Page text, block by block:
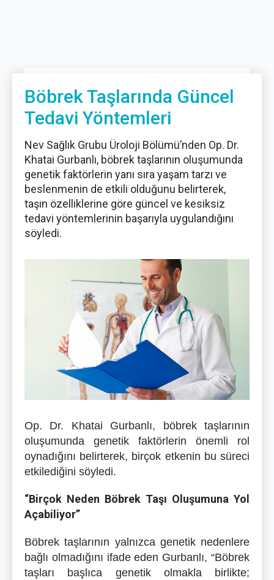
Böbrek Taşlarında Güncel
Tedavi Yöntemleri
Nev Sağlık Grubu Üroloji Bölümü’nden Op. Dr.
Khatai Gurbanlı, böbrek taşlarının oluşumunda
genetik faktörlerin yanı sıra yaşam tarzı ve
beslenmenin de etkili olduğunu belirterek,
taşın özelliklerine göre güncel ve kesiksiz
tedavi yöntemlerinin başarıyla uygulandığını
söyledi.
Op. Dr. Khatai Gurbanlı, böbrek taşlarının
oluşumunda genetik faktörlerin önemli rol
oynadığını belirterek, birçok etkenin bu süreci
etkilediğini söyledi.
“Birçok Neden Böbrek Taşı Oluşumuna Yol
Açabiliyor”
Böbrek taşlarının yalnızca genetik nedenlere
bağlı olmadığını ifade eden Gurbanlı, “Böbrek
taşları başlıca genetik olmakla birlikte;